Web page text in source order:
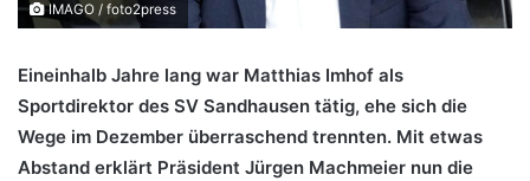
IMAGO / foto2press
Eineinhalb Jahre lang war Matthias Imhof als
Sportdirektor des SV Sandhausen tätig, ehe sich die
Wege im Dezember überraschend trennten. Mit etwas
Abstand erklärt Präsident Jürgen Machmeier nun die